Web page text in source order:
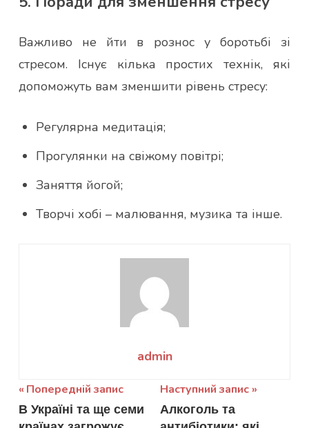
Важливо не йти в рознос у боротьбі зі
стресом. Існує кілька простих технік, які
допоможуть вам зменшити рівень стресу:
Регулярна медитація;
Прогулянки на свіжому повітрі;
Заняття йогой;
Творчі хобі – малювання, музика та інше.
admin
Навігація
записів
Попередній запис
В Україні та ще семи
Наступний запис
Алкоголь та